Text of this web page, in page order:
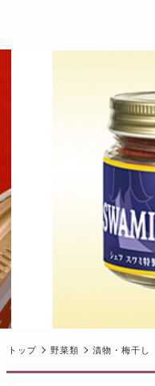
トップ 野菜類 漬物・梅干し